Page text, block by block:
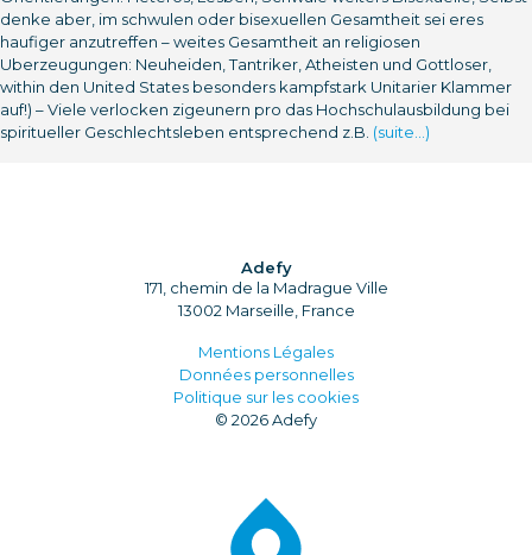
denke aber, im schwulen oder bisexuellen Gesamtheit sei eres
haufiger anzutreffen – weites Gesamtheit an religiosen
Uberzeugungen: Neuheiden, Tantriker, Atheisten und Gottloser,
within den United States besonders kampfstark Unitarier Klammer
auf!) – Viele verlocken zigeunern pro das Hochschulausbildung bei
spiritueller Geschlechtsleben entsprechend z.B. (suite…)
Adefy
171, chemin de la Madrague Ville
13002 Marseille, France
Mentions Légales
Données personnelles
Politique sur les cookies
© 2026 Adefy